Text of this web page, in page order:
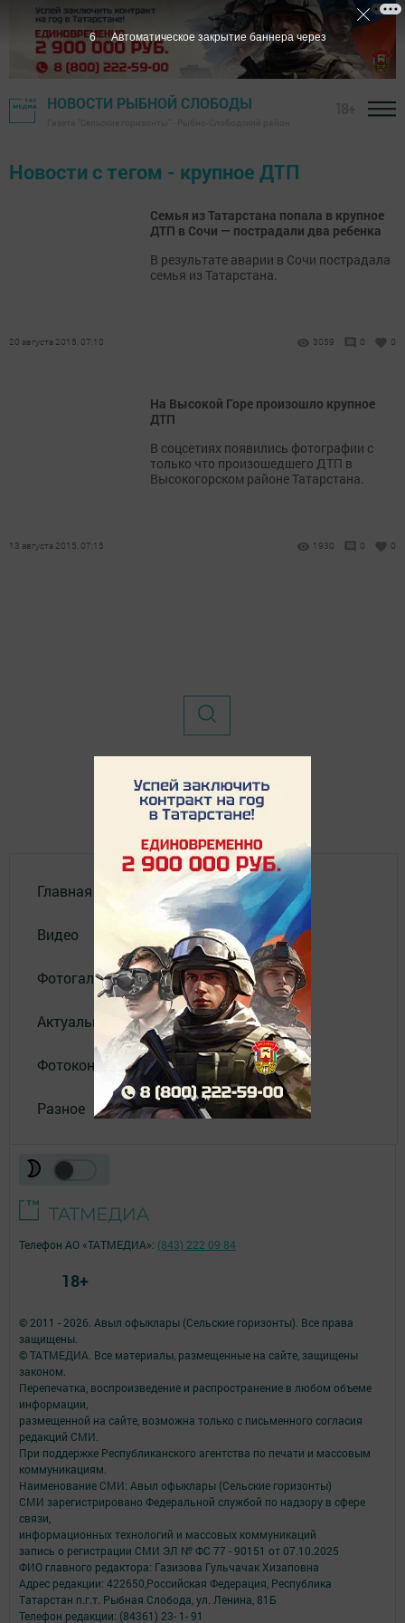
НОВОСТИ РЫБНОЙ СЛОБОДЫ
Новости с тегом - крупное ДТП
Семья из Татарстана попала в крупное
ДТП в Сочи — пострадали два ребенка
В результате аварии в Сочи пострадала
семья из Татарстана.
20 августа 2015, 07:10 3059 0 0
На Высокой Горе произошло крупное
ДТП
В соцсетиях появились фотографии с
только что произошедшего ДТП в
Высокогорском районе Татарстана.
13 августа 2015, 07:15 1930 0 0
Главная
Видео
Фотогалереи
Актуальное видео
Фотоконкурс
Разное
© 2011 - 2026. Авыл офыклары (Сельские горизонты). Все права
защищены.
© ТАТМЕДИА. Все материалы, размещенные на сайте, защищены
законом.
Перепечатка, воспроизведение и распространение в любом объеме
информации,
размещенной на сайте, возможна только с письменного согласия
редакций СМИ.
При поддержке Республиканского агентства по печати и массовым
коммуникациям.
Наименование СМИ: Авыл офыклары (Сельские горизонты)
СМИ зарегистрировано Федеральной службой по надзору в сфере
связи,
информационных технологий и массовых коммуникаций
запись о регистрации СМИ ЭЛ № ФС 77 - 90151 от 07.10.2025
ФИО главного редактора: Газизова Гульчачак Хизаповна
Адрес редакции: 422650,Российская Федерация, Республика
Татарстан п.г.т. Рыбная Слобода, ул. Ленина, 81Б
Телефон редакции: (84361) 23- 1- 91
Телефон АО «ТАТМЕДИА»: (843) 222 09 84
18+
6 Автоматическое закрытие баннера через